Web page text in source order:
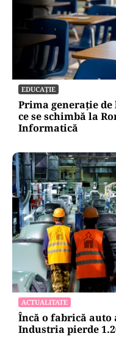
EDUCAȚIE
Prima generație
ce se schimbă la
Informatică
ACTUALITATE
Încă o fabrică auto
Industria pierde